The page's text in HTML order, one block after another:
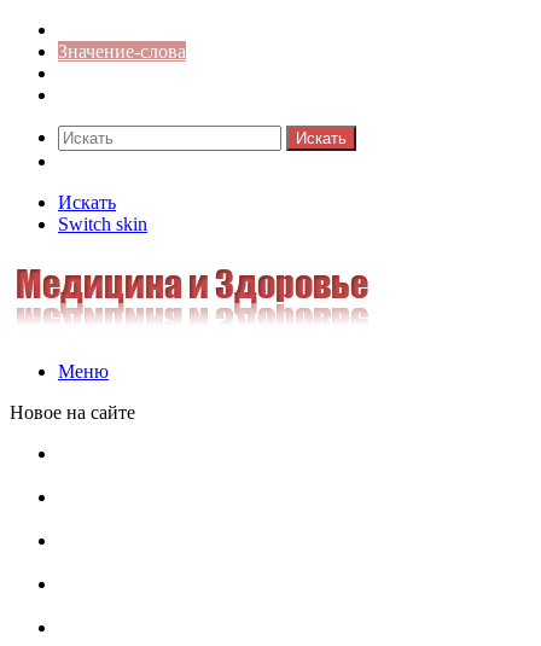
Значение-слова
Искать
Искать
Switch skin
Меню
Новое на сайте